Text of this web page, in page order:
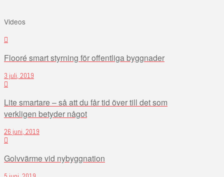
Videos
Flooré smart styrning för offentliga byggnader
3 juli, 2019
Lite smartare – så att du får tid över till det som
verkligen betyder något
26 juni, 2019
Golvvärme vid nybyggnation